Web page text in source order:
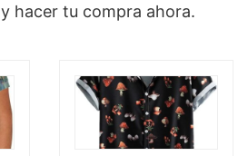
hacer tu compra ahora.